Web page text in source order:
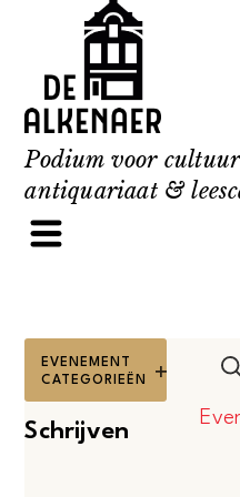
content
Podium voor
antiquariaat &
Schrijven
FILTERS
ALS
ÉÉN
EVENEMENT
CATEGORIEËN
filters